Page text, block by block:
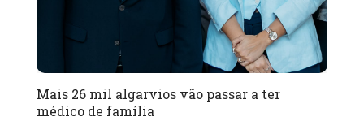
Mais 26 mil algarvios vão passar a ter
médico de família